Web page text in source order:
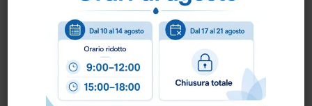
COLORE:ARANCIO,BIANCO,BLU,
GENERICA
GIALLO , ROSSO